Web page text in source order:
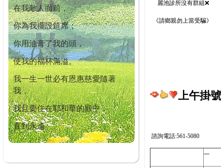
在我敵人面前，
你為我擺設筵席；
你用油膏了我的頭，
使我的福杯滿溢。
我一生一世必有恩惠慈愛隨著
我，
我且要住在耶和華的殿中，
直到永遠。
麗池診所沒有群組❌
《請鄉親勿上當受騙》
上午掛
諮詢電話:561-5080
一